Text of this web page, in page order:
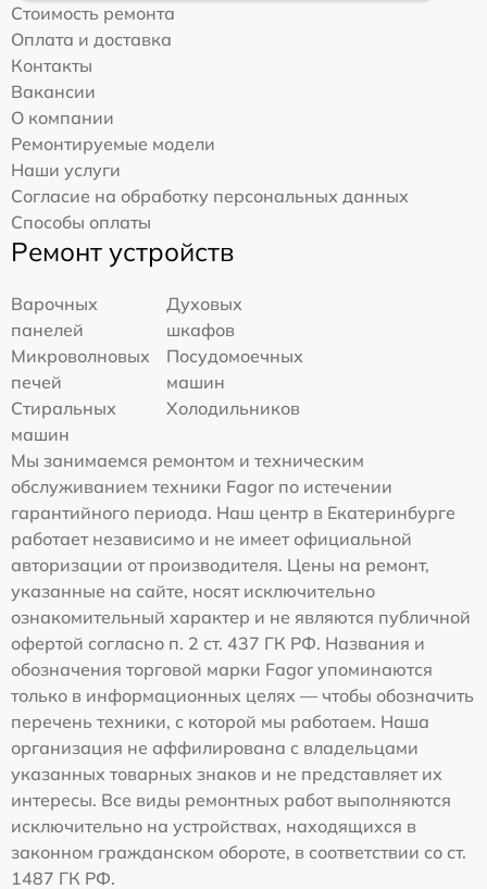
Стоимость ремонта
Оплата и доставка
Контакты
Вакансии
О компании
Ремонтируемые модели
Наши услуги
Согласие на обработку персональных данных
Способы оплаты
Ремонт устройств
Варочных
панелей
Духовых
шкафов
Микроволновых
печей
Посудомоечных
машин
Стиральных
машин
Холодильников
Мы занимаемся ремонтом и техническим
обслуживанием техники Fagor по истечении
гарантийного периода. Наш центр в Екатеринбурге
работает независимо и не имеет официальной
авторизации от производителя. Цены на ремонт,
указанные на сайте, носят исключительно
ознакомительный характер и не являются публичной
офертой согласно п. 2 ст. 437 ГК РФ. Названия и
обозначения торговой марки Fagor упоминаются
только в информационных целях — чтобы обозначить
перечень техники, с которой мы работаем. Наша
организация не аффилирована с владельцами
указанных товарных знаков и не представляет их
интересы. Все виды ремонтных работ выполняются
исключительно на устройствах, находящихся в
законном гражданском обороте, в соответствии со ст.
1487 ГК РФ.